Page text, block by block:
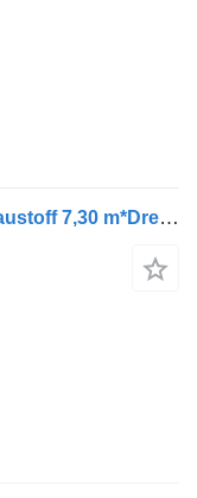
Krone TRAILERTECH Anhänger Baustoff 7,30 m*Drehschemel